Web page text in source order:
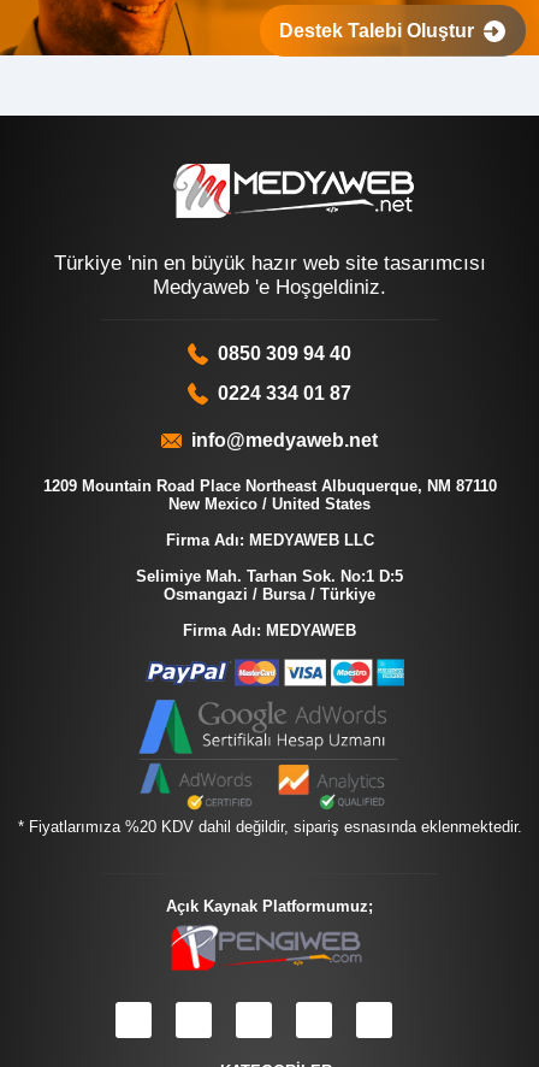
Destek Talebi Oluştur
Türkiye 'nin en büyük hazır web site tasarımcısı
Medyaweb 'e Hoşgeldiniz.
0850 309 94 40
0224 334 01 87
info@medyaweb.net
1209 Mountain Road Place Northeast Albuquerque, NM 87110
New Mexico / United States
Firma Adı: MEDYAWEB LLC
Selimiye Mah. Tarhan Sok. No:1 D:5
Osmangazi / Bursa / Türkiye
Firma Adı: MEDYAWEB
* Fiyatlarımıza %20 KDV dahil değildir, sipariş esnasında eklenmektedir.
Açık Kaynak Platformumuz;